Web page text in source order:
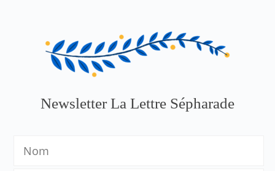
Newsletter La Lettre Sépharade